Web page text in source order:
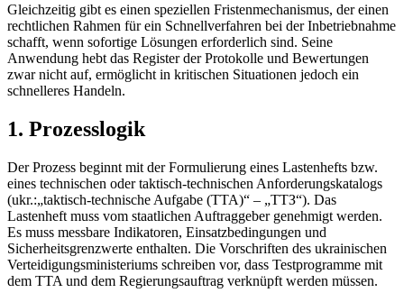
Gleichzeitig gibt es einen speziellen Fristenmechanismus, der einen
rechtlichen Rahmen für ein Schnellverfahren bei der Inbetriebnahme
schafft, wenn sofortige Lösungen erforderlich sind. Seine
Anwendung hebt das Register der Protokolle und Bewertungen
zwar nicht auf, ermöglicht in kritischen Situationen jedoch ein
schnelleres Handeln.
1. Prozesslogik
Der Prozess beginnt mit der Formulierung eines Lastenhefts bzw.
eines technischen oder taktisch-technischen Anforderungskatalogs
(ukr.:„taktisch-technische Aufgabe (TTA)“ – „ТТЗ“). Das
Lastenheft muss vom staatlichen Auftraggeber genehmigt werden.
Es muss messbare Indikatoren, Einsatzbedingungen und
Sicherheitsgrenzwerte enthalten. Die Vorschriften des ukrainischen
Verteidigungsministeriums schreiben vor, dass Testprogramme mit
dem TTA und dem Regierungsauftrag verknüpft werden müssen.